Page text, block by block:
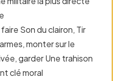
faire Son du clairon, Tir
monter sur le
garder Une trahison
clé moral